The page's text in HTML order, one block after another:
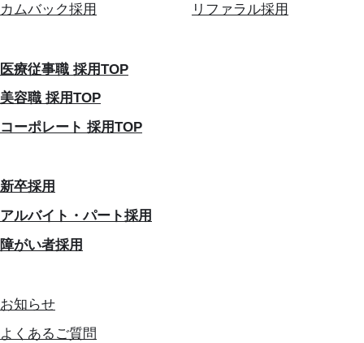
カムバック採用
リファラル採用
医療従事職 採用TOP
美容職 採用TOP
コーポレート 採用TOP
新卒採用
アルバイト・パート採用
障がい者採用
お知らせ
よくあるご質問